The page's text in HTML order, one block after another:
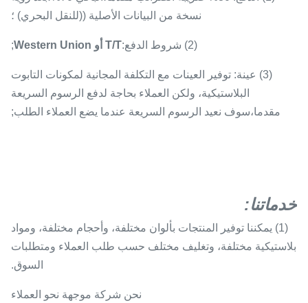
نسخة من البيانات الأصلية ((للنقل البحري) ؛
(2) شروط الدفع: T/T أو Western Union ;
(3) عينة: توفير العينات مع التكلفة المجانية لمكونات التابوت
البلاستيكية، ولكن العملاء بحاجة لدفع الرسوم السريعة
مقدما،سوف نعيد الرسوم السريعة عندما يضع العملاء الطلب;
خدماتنا:
(1) يمكننا توفير المنتجات بألوان مختلفة، وأحجام مختلفة، ومواد
بلاستيكية مختلفة، وتغليف مختلف حسب طلب العملاء ومتطلبات
السوق.
نحن شركة موجهة نحو العملاء